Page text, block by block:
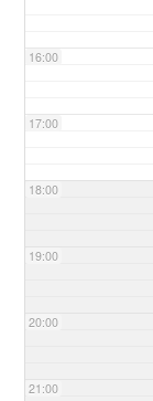
16:00
17:00
18:00
19:00
20:00
21:00